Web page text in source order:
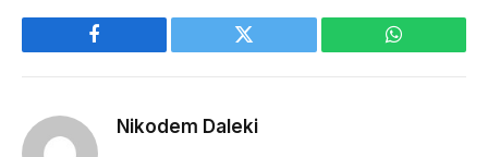
Facebook Twitter WhatsApp
Nikodem Daleki